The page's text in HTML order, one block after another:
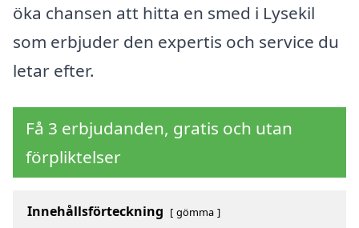
öka chansen att hitta en smed i Lysekil
som erbjuder den expertis och service du
letar efter.
Få 3 erbjudanden, gratis och utan
förpliktelser
Innehållsförteckning gömma